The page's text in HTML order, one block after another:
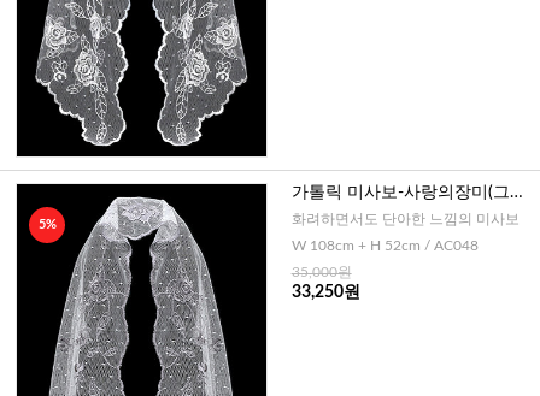
5%
가톨릭 미사보-사랑의장미(그레
이)
화려하면서도 단아한 느낌의 미사보
W 108cm + H 52cm / AC048
35,000원
33,250원